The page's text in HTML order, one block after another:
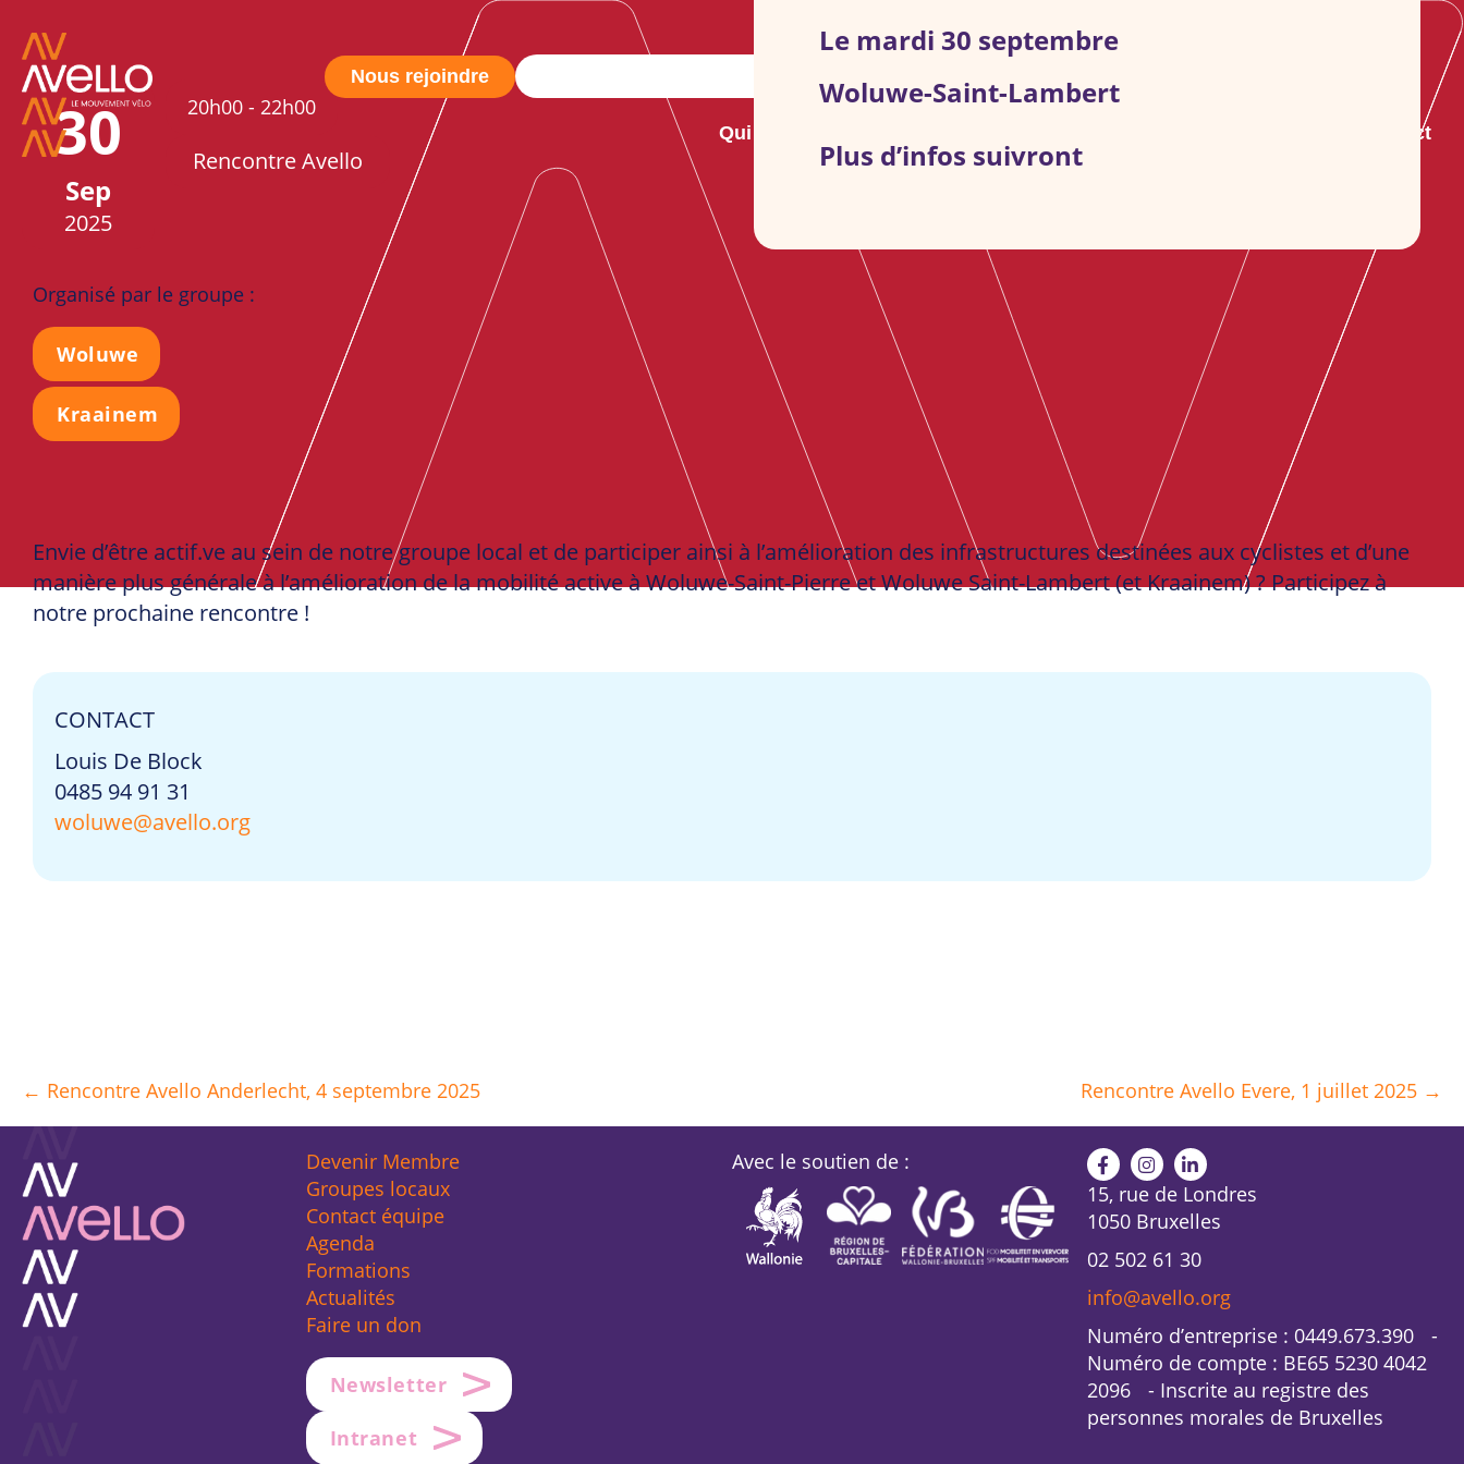
Nous rejoindre
Qui sommes-nous ? Contact
30
Sep
2025
20h00 - 22h00
Rencontre Avello
Le mardi 30 septembre
Woluwe-Saint-Lambert
Plus d’infos suivront
Organisé par le groupe :
Woluwe
Kraainem
Envie d’être actif.ve au sein de notre groupe local et de participer ainsi à l’amélioration des infrastructures destinées aux cyclistes et d’une
manière plus générale à l’amélioration de la mobilité active à Woluwe-Saint-Pierre et Woluwe Saint-Lambert (et Kraainem) ? Participez à
notre prochaine rencontre !
CONTACT
Louis De Block
0485 94 91 31
woluwe@avello.org
Posts
navigation
← Rencontre Avello Anderlecht, 4 septembre 2025 Rencontre Avello Evere, 1 juillet 2025 →
Devenir Membre
Groupes locaux
Contact équipe
Agenda
Formations
Actualités
Faire un don
Newsletter
Intranet
Avec le soutien de :
15, rue de Londres
1050 Bruxelles
02 502 61 30
info@avello.org
Numéro d’entreprise : 0449.673.390 -
Numéro de compte : BE65 5230 4042
2096 - Inscrite au registre des
personnes morales de Bruxelles